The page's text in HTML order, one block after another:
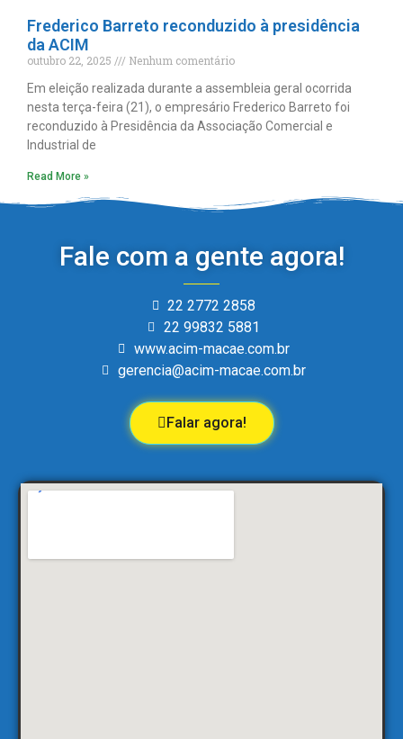
Frederico Barreto reconduzido à presidência
da ACIM
outubro 22, 2025
Nenhum comentário
Em eleição realizada durante a assembleia geral ocorrida
nesta terça-feira (21), o empresário Frederico Barreto foi
reconduzido à Presidência da Associação Comercial e
Industrial de
Read More »
Fale com a gente agora!
22 2772 2858
22 99832 5881
www.acim-macae.com.br
gerencia@acim-macae.com.br
Falar agora!